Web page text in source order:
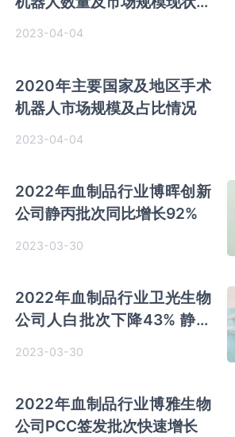
预测情况
2023-04-04
2020年主要国家及地区手术
机器人市场规模及占比情况
2023-04-04
2022年血制品行业博晖创新
公司静丙批次同比增长92%
2023-03-30
2022年血制品行业卫光生物
公司人白批次下降43% 静丙
2023-03-30
2022年血制品行业博雅生物
公司PCC签发批次快速增长